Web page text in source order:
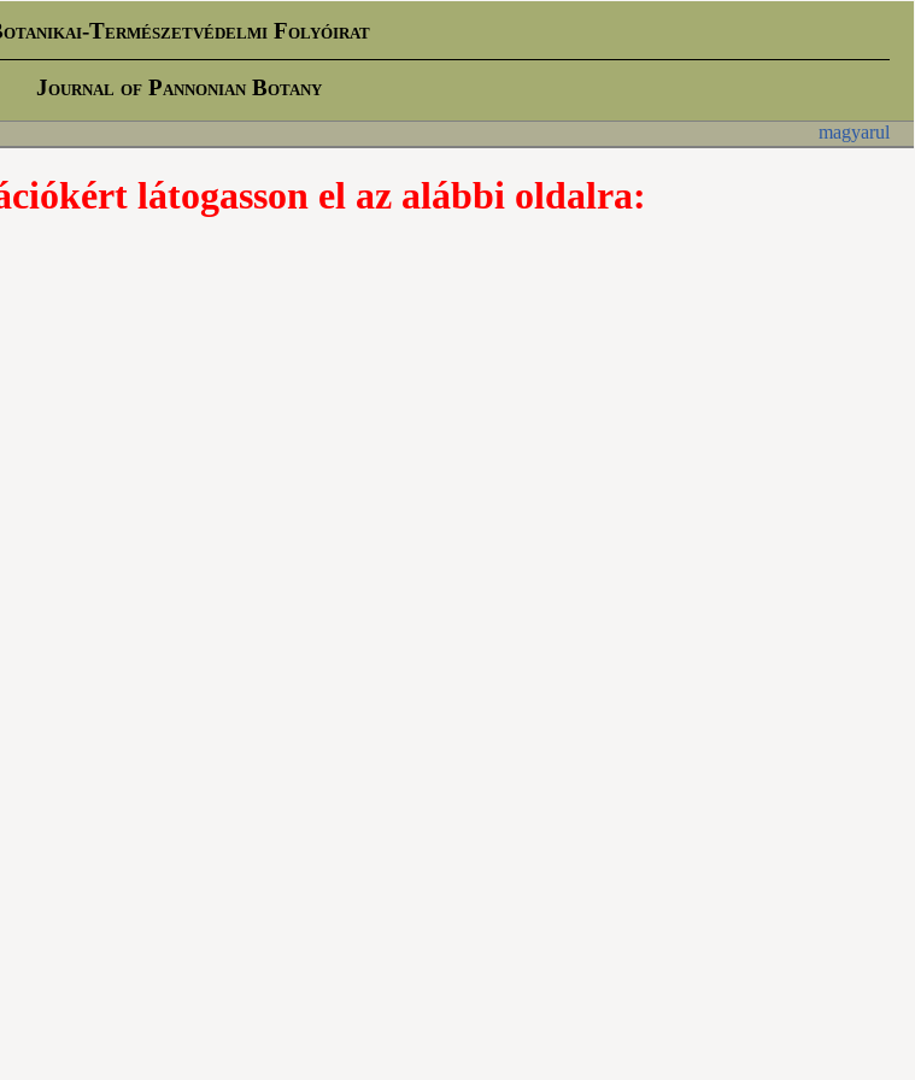
Természetvédelmi Folyóirat
Journal of Pannonian Botany
magyarul
látogasson el az alábbi oldalra: